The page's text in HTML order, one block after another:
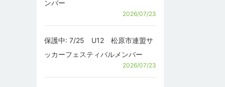
ンバー
2026/07/23
保護中: 7/25 U12 松原市連盟サ
ッカーフェスティバルメンバー
2026/07/23